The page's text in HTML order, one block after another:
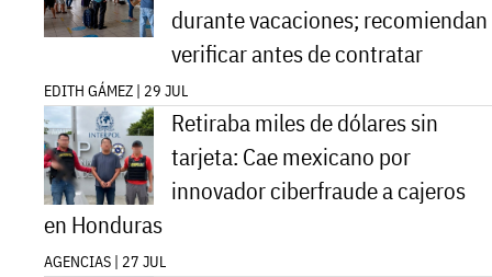
durante vacaciones; recomiendan
verificar antes de contratar
EDITH GÁMEZ | 29 JUL
Retiraba miles de dólares sin
tarjeta: Cae mexicano por
innovador ciberfraude a cajeros
en Honduras
AGENCIAS | 27 JUL